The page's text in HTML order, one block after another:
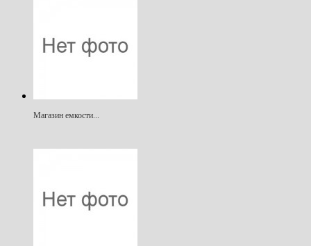
Магазин емкости...